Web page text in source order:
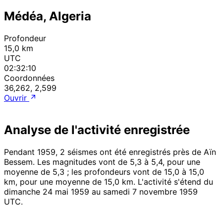
Médéa, Algeria
Profondeur
15,0 km
UTC
02:32:10
Coordonnées
36,262, 2,599
Ouvrir
Analyse de l'activité enregistrée
Pendant 1959, 2 séismes ont été enregistrés près de Aïn
Bessem. Les magnitudes vont de 5,3 à 5,4, pour une
moyenne de 5,3 ; les profondeurs vont de 15,0 à 15,0
km, pour une moyenne de 15,0 km. L'activité s'étend du
dimanche 24 mai 1959 au samedi 7 novembre 1959
UTC.